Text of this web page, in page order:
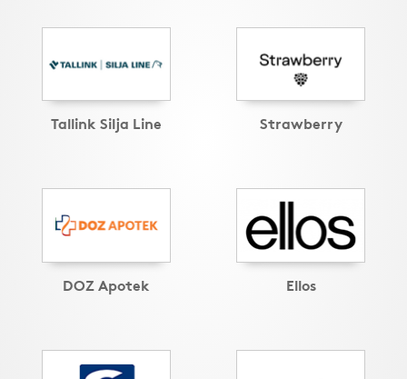
Tallink Silja Line Strawberry
DOZ Apotek Ellos